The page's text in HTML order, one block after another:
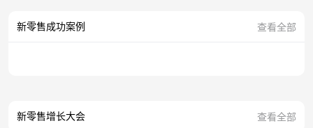
新零售成功案例 查看全部
新零售增长大会 查看全部